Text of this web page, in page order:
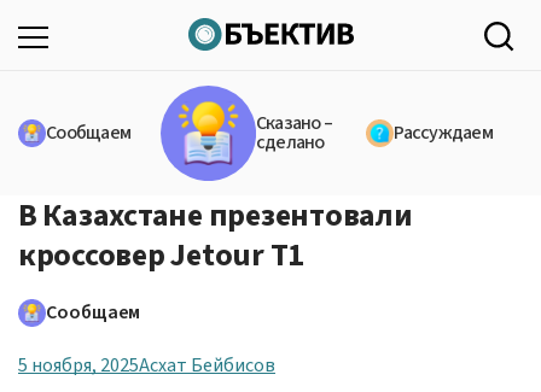
Сообщаем Сказано –
сделано Рассуждаем
В Казахстане презентовали
кроссовер Jetour T1
Сообщаем
5 ноября, 2025Асхат Бейбисов